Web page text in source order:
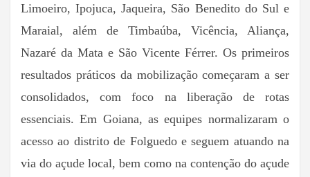
Limoeiro, Ipojuca, Jaqueira, São Benedito do Sul e
Maraial, além de Timbaúba, Vicência, Aliança,
Nazaré da Mata e São Vicente Férrer. Os primeiros
resultados práticos da mobilização começaram a ser
consolidados, com foco na liberação de rotas
essenciais. Em Goiana, as equipes normalizaram o
acesso ao distrito de Folguedo e seguem atuando na
via do açude local, bem como na contenção do açude